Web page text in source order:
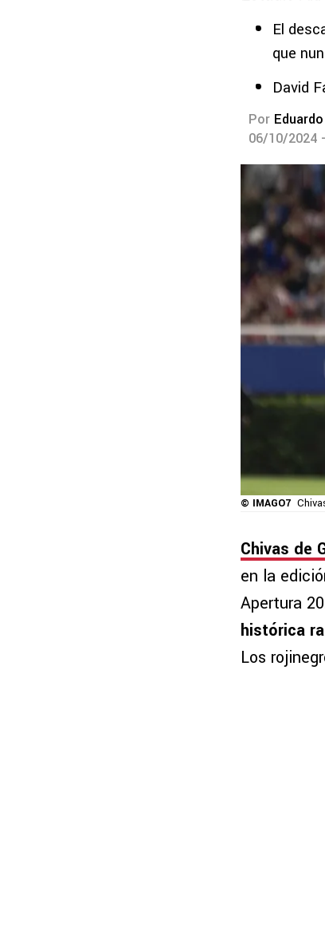
El
que
David
Por
06/10/2024
© IMAGO7
Chivas de
en la
Apertura
histórica
Los